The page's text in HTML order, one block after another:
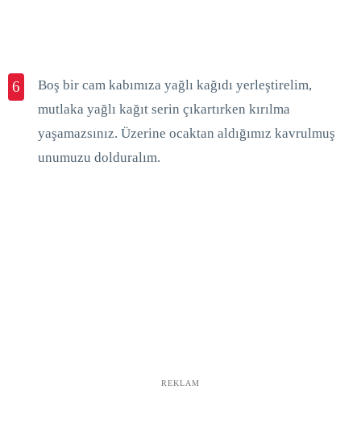
6
Boş bir cam kabımıza yağlı kağıdı yerleştirelim,
mutlaka yağlı kağıt serin çıkartırken kırılma
yaşamazsınız. Üzerine ocaktan aldığımız kavrulmuş
unumuzu dolduralım.
REKLAM